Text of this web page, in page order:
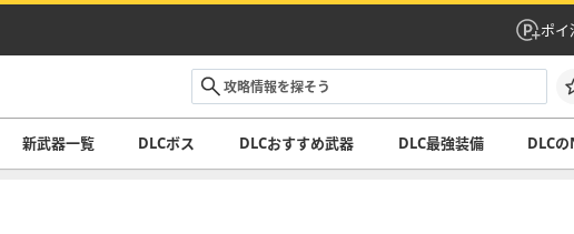
ポイ
新武器一覧 DLCボス DLCおすすめ武器 DLC最強装備 DLCの